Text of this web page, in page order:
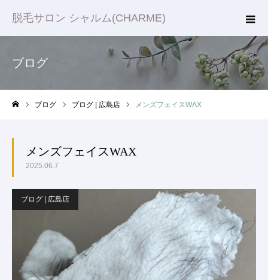
脱毛サロン シャルム(CHARME)
ブログ
ブログ ブログ | 広島店 メンズフェイスWAX
メンズフェイスWAX
2025.06.7
ブログ | 広島店